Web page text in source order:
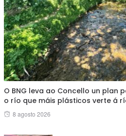
O BNG leva ao Concello un plan
o río que máis plásticos verte á
Posted
8 agosto 2026